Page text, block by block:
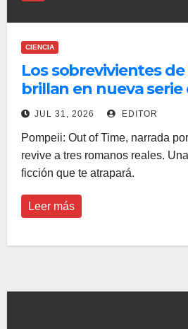
CIENCIA
Los sobrevivientes
brillan en nueva
JUL 31, 2026 EDITOR
Pompeii: Out of Time, narrada
revive a tres romanos reales.
ficción que te atrapará.
Leer más